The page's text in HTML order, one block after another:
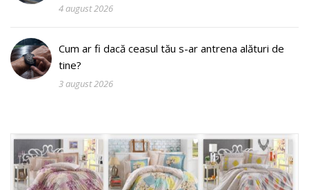
4 august 2026
Cum ar fi dacă ceasul tău s-ar antrena alături de
tine?
3 august 2026